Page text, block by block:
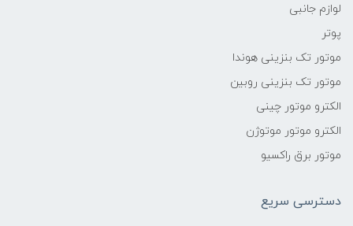
لوازم جانبی
پوتر
موتور تک بنزینی هوندا
موتور تک بنزینی روبین
الکترو موتور چینی
الکترو موتور موتوژن
موتور برق راکسیو
دسترسی سریع